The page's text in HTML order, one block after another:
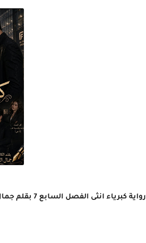
رواية كبرياء انثى الفصل السابع 7 بقلم جمال المصري